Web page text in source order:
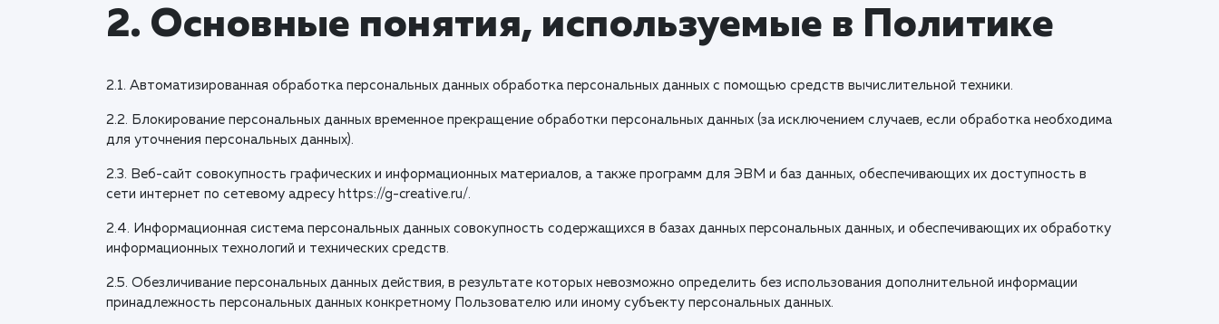
2. Основные понятия, используемые в Политике
2.1. Автоматизированная обработка персональных данных обработка персональных данных с помощью средств вычислительной техники.
2.2. Блокирование персональных данных временное прекращение обработки персональных данных (за исключением случаев, если обработка необходима
для уточнения персональных данных).
2.3. Веб-сайт совокупность графических и информационных материалов, а также программ для ЭВМ и баз данных, обеспечивающих их доступность в
сети интернет по сетевому адресу https://g-creative.ru/.
2.4. Информационная система персональных данных совокупность содержащихся в базах данных персональных данных, и обеспечивающих их обработку
информационных технологий и технических средств.
2.5. Обезличивание персональных данных действия, в результате которых невозможно определить без использования дополнительной информации
принадлежность персональных данных конкретному Пользователю или иному субъекту персональных данных.